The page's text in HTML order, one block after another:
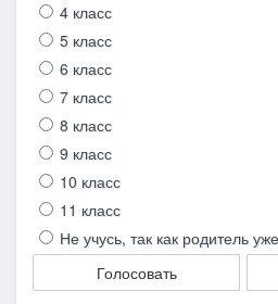
4 класс
5 класс
6 класс
7 класс
8 класс
9 класс
10 класс
11 класс
Не учусь, так как родитель уже
Голосовать